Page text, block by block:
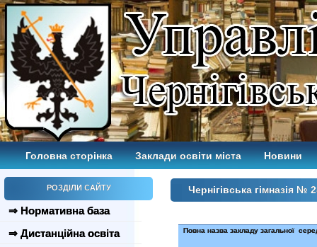
Головна сторінка Заклади освіти міста Новини
РОЗДІЛИ САЙТУ
⇒ Нормативна база
⇒ Дистанційна освіта
Чернігівська гімназія №
Повна назва закладу загальної